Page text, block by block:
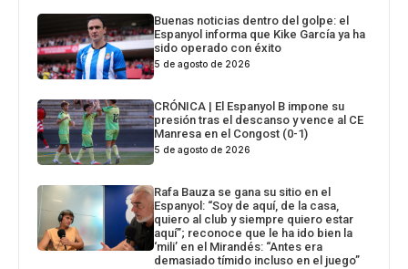
Buenas noticias dentro del golpe: el
Espanyol informa que Kike García ya ha
sido operado con éxito
5 de agosto de 2026
CRÓNICA | El Espanyol B impone su
presión tras el descanso y vence al CE
Manresa en el Congost (0-1)
5 de agosto de 2026
Rafa Bauza se gana su sitio en el
Espanyol: “Soy de aquí, de la casa,
quiero al club y siempre quiero estar
aquí”; reconoce que le ha ido bien la
‘mili’ en el Mirandés: “Antes era
demasiado tímido incluso en el juego”